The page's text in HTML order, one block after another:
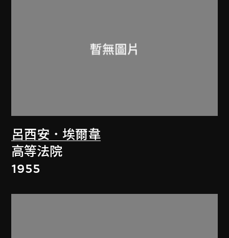
呂西安．埃爾韋
高等法院
1955